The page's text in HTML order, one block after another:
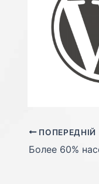
ПОПЕРЕДНІЙ